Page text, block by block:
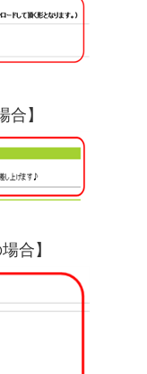
合】
合】